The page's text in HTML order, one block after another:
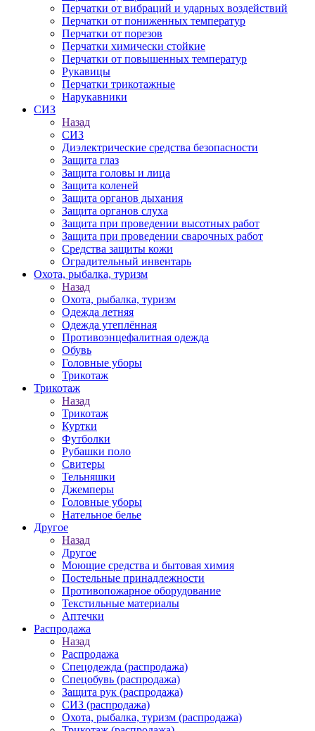
Перчатки от вибраций и ударных воздействий
Перчатки от пониженных температур
Перчатки от порезов
Перчатки химически стойкие
Перчатки от повышенных температур
Рукавицы
Перчатки трикотажные
Нарукавники
СИЗ
Назад
СИЗ
Диэлектрические средства безопасности
Защита глаз
Защита головы и лица
Защита коленей
Защита органов дыхания
Защита органов слуха
Защита при проведении высотных работ
Защита при проведении сварочных работ
Средства защиты кожи
Оградительный инвентарь
Охота, рыбалка, туризм
Назад
Охота, рыбалка, туризм
Одежда летняя
Одежда утеплённая
Противоэнцефалитная одежда
Обувь
Головные уборы
Трикотаж
Трикотаж
Назад
Трикотаж
Куртки
Футболки
Рубашки поло
Свитеры
Тельняшки
Джемперы
Головные уборы
Нательное белье
Другое
Назад
Другое
Моющие средства и бытовая химия
Постельные принадлежности
Противопожарное оборудование
Текстильные материалы
Аптечки
Распродажа
Назад
Распродажа
Спецодежда (распродажа)
Спецобувь (распродажа)
Защита рук (распродажа)
СИЗ (распродажа)
Охота, рыбалка, туризм (распродажа)